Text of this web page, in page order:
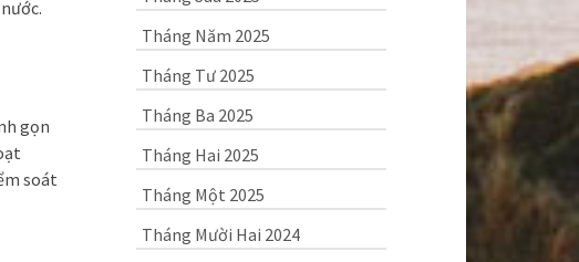
gọn
soát
Tháng Năm 2025
Tháng Tư 2025
Tháng Ba 2025
Tháng Hai 2025
Tháng Một 2025
Tháng Mười Hai 2024